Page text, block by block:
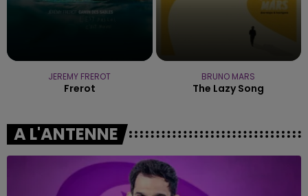
JEREMY FREROT
Frerot
BRUNO MARS
The Lazy Song
A L'ANTENNE